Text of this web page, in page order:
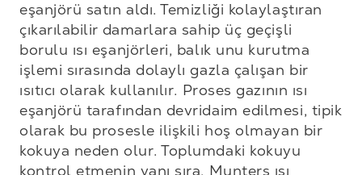
eşanjörü satın aldı. Temizliği kolaylaştıran
çıkarılabilir damarlara sahip üç geçişli
borulu ısı eşanjörleri, balık unu kurutma
işlemi sırasında dolaylı gazla çalışan bir
ısıtıcı olarak kullanılır. Proses gazının ısı
eşanjörü tarafından devridaim edilmesi, tipik
olarak bu prosesle ilişkili hoş olmayan bir
kokuya neden olur. Toplumdaki kokuyu
kontrol etmenin yanı sıra, Munters ısı